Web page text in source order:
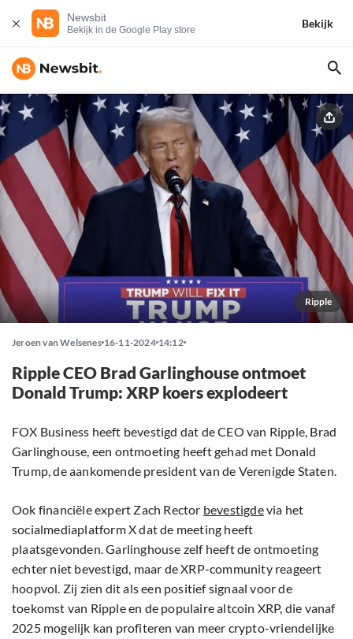
Newsbit
Bekijk in de Google Play store
Bekijk
Ripple
Jeroen van Welsenes 16-11-2024 14:12
Ripple CEO Brad Garlinghouse ontmoet
Donald Trump: XRP koers explodeert
FOX Business heeft bevestigd dat de CEO van Ripple, Brad
Garlinghouse, een ontmoeting heeft gehad met Donald
Trump, de aankomende president van de Verenigde Staten.
Ook financiële expert Zach Rector bevestigdevia het
socialmediaplatform X dat de meeting heeft
plaatsgevonden. Garlinghouse zelf heeft de ontmoeting
echter niet bevestigd, maar de XRP-community reageert
hoopvol. Zij zien dit als een positief signaal voor de
toekomst van Ripple en de populaire altcoin XRP, die vanaf
2025 mogelijk kan profiteren van meer crypto-vriendelijke